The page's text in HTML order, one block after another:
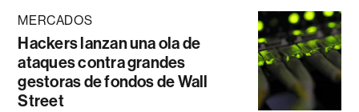
MERCADOS
Hackers lanzan una ola de
ataques contra grandes
gestoras de fondos de Wall
Street